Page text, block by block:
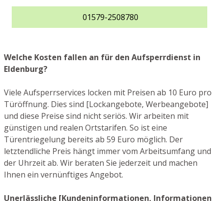
01579-2508780
Welche Kosten fallen an für den Aufsperrdienst in
Eldenburg?
Viele Aufsperrservices locken mit Preisen ab 10 Euro pro
Türöffnung. Dies sind [Lockangebote, Werbeangebote]
und diese Preise sind nicht seriös. Wir arbeiten mit
günstigen und realen Ortstarifen. So ist eine
Türentriegelung bereits ab 59 Euro möglich. Der
letztendliche Preis hängt immer vom Arbeitsumfang und
der Uhrzeit ab. Wir beraten Sie jederzeit und machen
Ihnen ein vernünftiges Angebot.
Unerlässliche [Kundeninformationen, Informationen